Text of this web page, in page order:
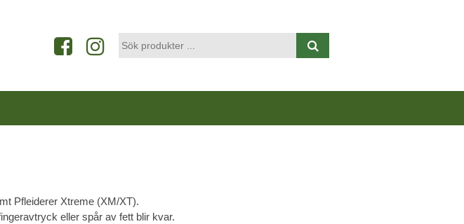
Pfleiderer Xtreme (XM/XT).
eller spår av fett blir kvar.